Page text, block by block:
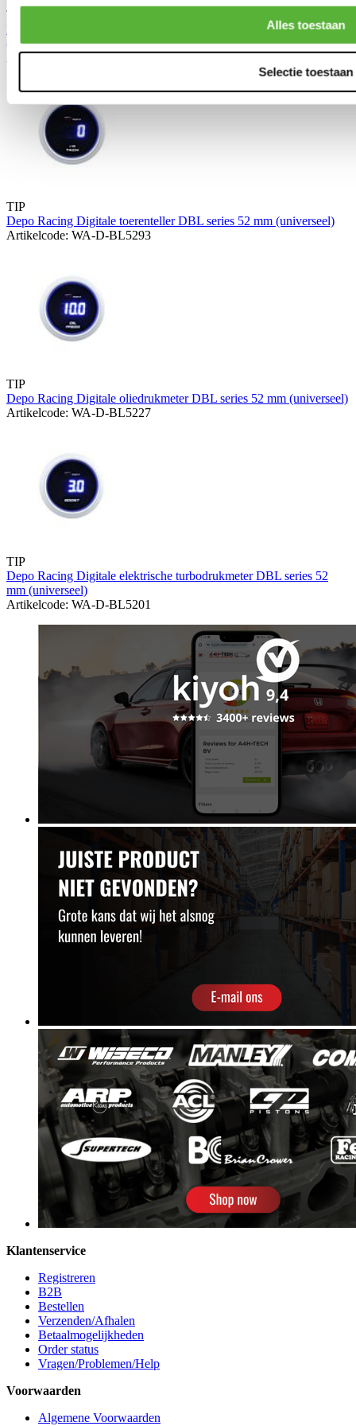
Alles toestaan
Selectie toestaan
TIP
Depo Racing Digitale watertemperatuurmeter DBL series 52 mm
(universeel)
Artikelcode: WA-D-BL5237
TIP
Depo Racing Digitale toerenteller DBL series 52 mm (universeel)
Artikelcode: WA-D-BL5293
TIP
Depo Racing Digitale oliedrukmeter DBL series 52 mm (universeel)
Artikelcode: WA-D-BL5227
TIP
Depo Racing Digitale elektrische turbodrukmeter DBL series 52
mm (universeel)
Artikelcode: WA-D-BL5201
Klantenservice
Registreren
B2B
Bestellen
Verzenden/Afhalen
Betaalmogelijkheden
Order status
Vragen/Problemen/Help
Voorwaarden
Algemene Voorwaarden